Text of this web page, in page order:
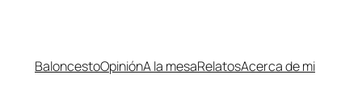
BaloncestoOpiniónA la mesaRelatosAcerca de mi